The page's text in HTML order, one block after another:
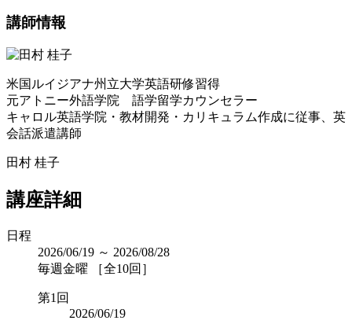
講師情報
米国ルイジアナ州立大学英語研修習得
元アトニー外語学院 語学留学カウンセラー
キャロル英語学院・教材開発・カリキュラム作成に従事、英
会話派遣講師
田村 桂子
講座詳細
日程
2026/06/19 ～ 2026/08/28
毎週金曜 ［全10回］
第1回
2026/06/19